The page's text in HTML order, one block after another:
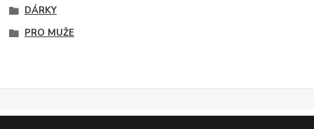
DÁRKY
PRO MUŽE